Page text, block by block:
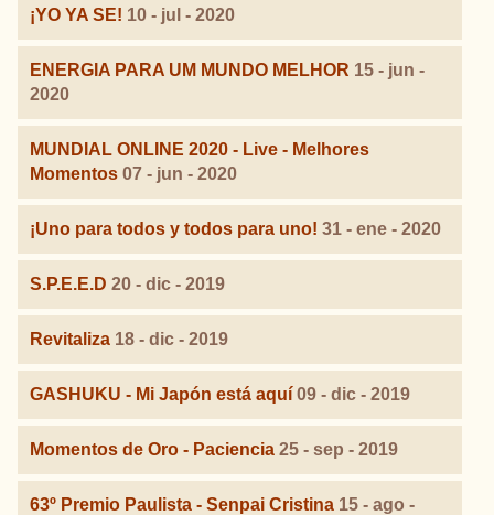
¡YO YA SE! 10 - jul - 2020
ENERGIA PARA UM MUNDO MELHOR 15 - jun -
2020
MUNDIAL ONLINE 2020 - Live - Melhores
Momentos 07 - jun - 2020
¡Uno para todos y todos para uno! 31 - ene - 2020
S.P.E.E.D 20 - dic - 2019
Revitaliza 18 - dic - 2019
GASHUKU - Mi Japón está aquí 09 - dic - 2019
Momentos de Oro - Paciencia 25 - sep - 2019
63º Premio Paulista - Senpai Cristina 15 - ago -